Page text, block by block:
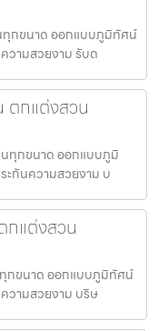
ทุกขนาด ออกแบบภูมิทัศน์
วามสวยงาม รับด
ตกแต่งสวน
ทุกขนาด ออกแบบภูมิ
ะกันความสวยงาม บ
แต่งสวน
กขนาด ออกแบบภูมิทัศน์
วามสวยงาม บริษ